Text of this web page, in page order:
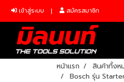
เข้าสู่ระบบ สมัครสมาชิก
หน้าแรก สินค้าทั้งห
Bosch รุ่น